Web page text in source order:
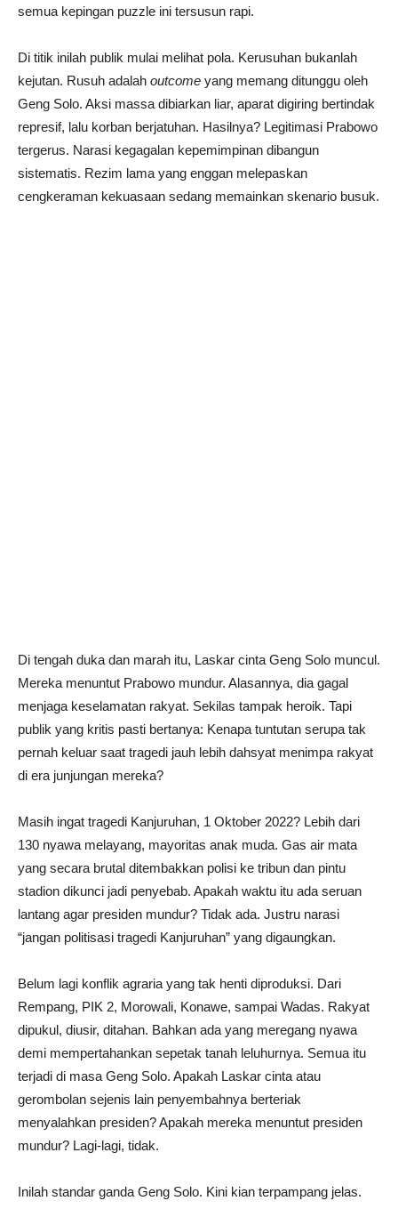
semua kepingan puzzle ini tersusun rapi.
Di titik inilah publik mulai melihat pola. Kerusuhan bukanlah
kejutan. Rusuh adalah outcome yang memang ditunggu oleh
Geng Solo. Aksi massa dibiarkan liar, aparat digiring bertindak
represif, lalu korban berjatuhan. Hasilnya? Legitimasi Prabowo
tergerus. Narasi kegagalan kepemimpinan dibangun
sistematis. Rezim lama yang enggan melepaskan
cengkeraman kekuasaan sedang memainkan skenario busuk.
Di tengah duka dan marah itu, Laskar cinta Geng Solo muncul.
Mereka menuntut Prabowo mundur. Alasannya, dia gagal
menjaga keselamatan rakyat. Sekilas tampak heroik. Tapi
publik yang kritis pasti bertanya: Kenapa tuntutan serupa tak
pernah keluar saat tragedi jauh lebih dahsyat menimpa rakyat
di era junjungan mereka?
Masih ingat tragedi Kanjuruhan, 1 Oktober 2022? Lebih dari
130 nyawa melayang, mayoritas anak muda. Gas air mata
yang secara brutal ditembakkan polisi ke tribun dan pintu
stadion dikunci jadi penyebab. Apakah waktu itu ada seruan
lantang agar presiden mundur? Tidak ada. Justru narasi
“jangan politisasi tragedi Kanjuruhan” yang digaungkan.
Belum lagi konflik agraria yang tak henti diproduksi. Dari
Rempang, PIK 2, Morowali, Konawe, sampai Wadas. Rakyat
dipukul, diusir, ditahan. Bahkan ada yang meregang nyawa
demi mempertahankan sepetak tanah leluhurnya. Semua itu
terjadi di masa Geng Solo. Apakah Laskar cinta atau
gerombolan sejenis lain penyembahnya berteriak
menyalahkan presiden? Apakah mereka menuntut presiden
mundur? Lagi-lagi, tidak.
Inilah standar ganda Geng Solo. Kini kian terpampang jelas.